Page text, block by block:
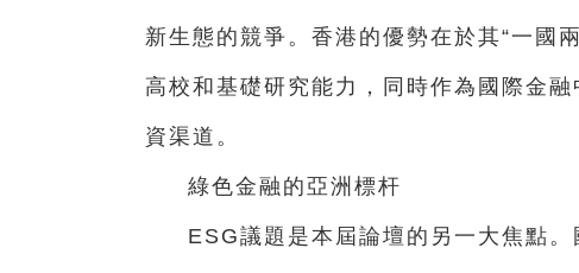
新生態的競爭。香港的優勢在於其“一國
高校和基礎研究能力，同時作為國際金
資渠道。
綠色金融的亞洲標杆
ESG議題是本屆論壇的另一大焦點